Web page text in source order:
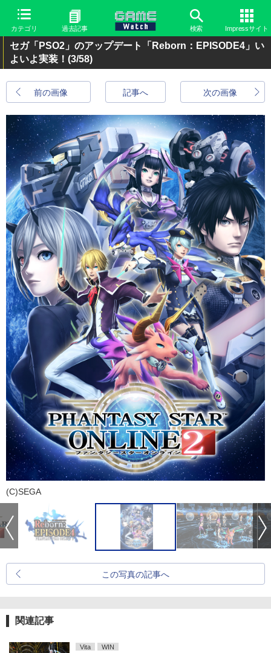
カテゴリ 過去記事 検索 Impressサイト
セガ「PSO2」のアップデート「Reborn：EPISODE4」い
よいよ実装！ (3/58)
前の画像 次の画像
記事へ
(C)SEGA
この写真の記事へ
関連記事
Vita WIN